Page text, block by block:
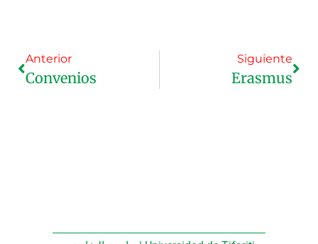
Anterior
Convenios
Siguiente
Erasmus